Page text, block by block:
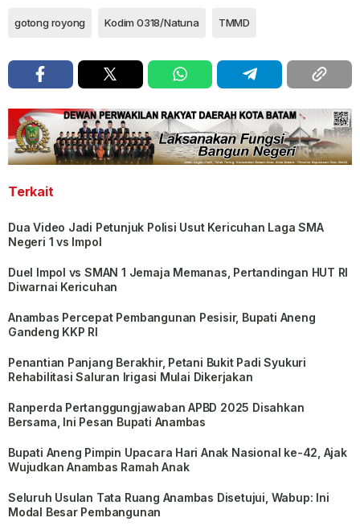
gotong royong Kodim 0318/Natuna TMMD
Terkait
Dua Video Jadi Petunjuk Polisi Usut Kericuhan Laga SMA
Negeri 1 vs Impol
Duel Impol vs SMAN 1 Jemaja Memanas, Pertandingan HUT RI
Diwarnai Kericuhan
Anambas Percepat Pembangunan Pesisir, Bupati Aneng
Gandeng KKP RI
Penantian Panjang Berakhir, Petani Bukit Padi Syukuri
Rehabilitasi Saluran Irigasi Mulai Dikerjakan
Ranperda Pertanggungjawaban APBD 2025 Disahkan
Bersama, Ini Pesan Bupati Anambas
Bupati Aneng Pimpin Upacara Hari Anak Nasional ke-42, Ajak
Wujudkan Anambas Ramah Anak
Seluruh Usulan Tata Ruang Anambas Disetujui, Wabup: Ini
Modal Besar Pembangunan